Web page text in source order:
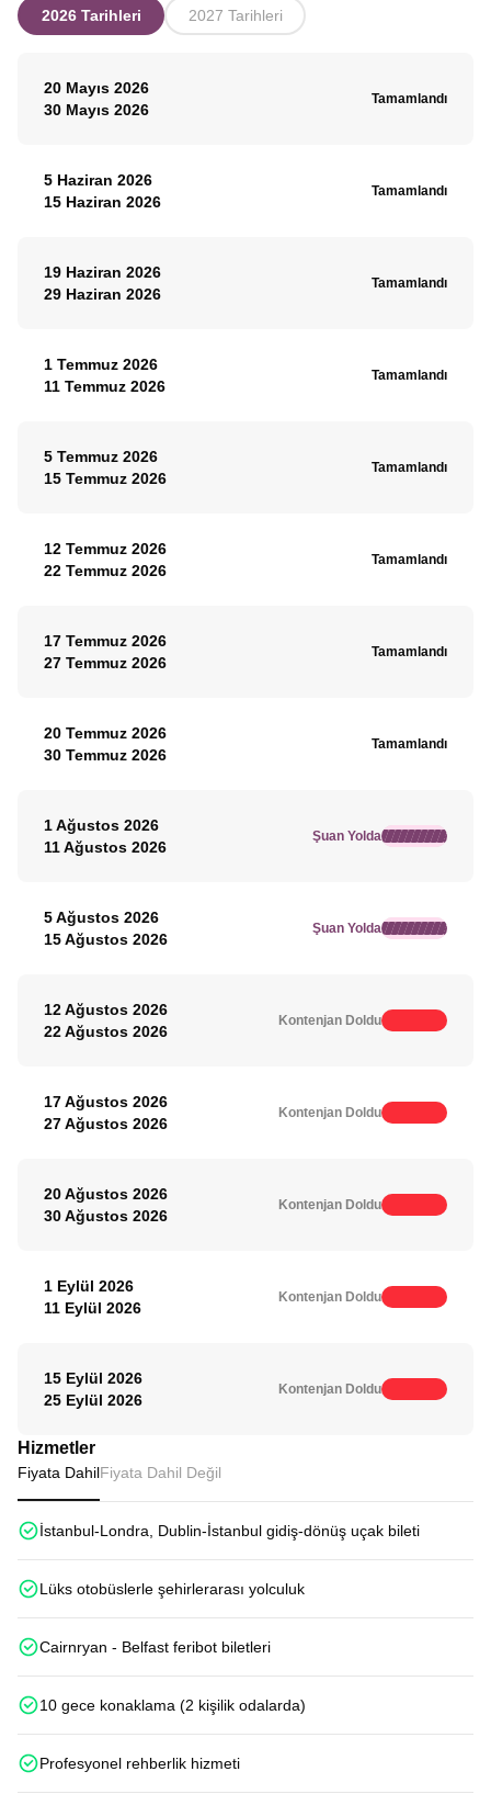
2026 Tarihleri 2027 Tarihleri
20 Mayıs 2026
30 Mayıs 2026
Tamamlandı
5 Haziran 2026
15 Haziran 2026
Tamamlandı
19 Haziran 2026
29 Haziran 2026
Tamamlandı
1 Temmuz 2026
11 Temmuz 2026
Tamamlandı
5 Temmuz 2026
15 Temmuz 2026
Tamamlandı
12 Temmuz 2026
22 Temmuz 2026
Tamamlandı
17 Temmuz 2026
27 Temmuz 2026
Tamamlandı
20 Temmuz 2026
30 Temmuz 2026
Tamamlandı
1 Ağustos 2026
11 Ağustos 2026
Şuan Yolda
5 Ağustos 2026
15 Ağustos 2026
Şuan Yolda
12 Ağustos 2026
22 Ağustos 2026
Kontenjan Doldu
17 Ağustos 2026
27 Ağustos 2026
Kontenjan Doldu
20 Ağustos 2026
30 Ağustos 2026
Kontenjan Doldu
1 Eylül 2026
11 Eylül 2026
Kontenjan Doldu
15 Eylül 2026
25 Eylül 2026
Kontenjan Doldu
Hizmetler
Fiyata DahilFiyata Dahil Değil
İstanbul-Londra, Dublin-İstanbul gidiş-dönüş uçak bileti
Lüks otobüslerle şehirlerarası yolculuk
Cairnryan - Belfast feribot biletleri
10 gece konaklama (2 kişilik odalarda)
Profesyonel rehberlik hizmeti